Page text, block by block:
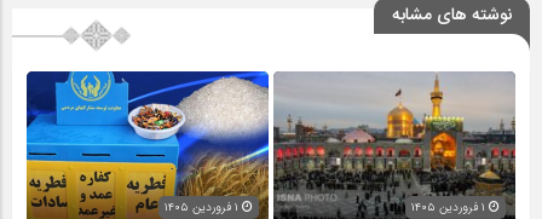
نوشته های مشابه